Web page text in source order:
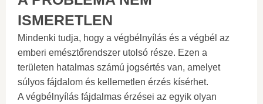
ISMERETLEN
Mindenki tudja, hogy a végbélnyílás és a végbél az
emberi emésztőrendszer utolsó része. Ezen a
területen hatalmas számú jogsértés van, amelyet
súlyos fájdalom és kellemetlen érzés kísérhet.
A végbélnyílás fájdalmas érzései az egyik olyan